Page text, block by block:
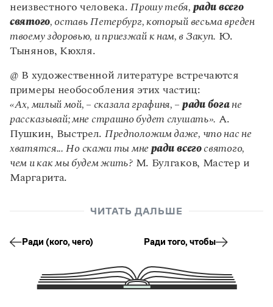
Журнал
Статьи
Монологи
Интервью
Лекции и подкасты
Рекомендуем
Учебник Грамоты
Интерактивные упражнения: от простого к сложному
Издательство
неизвестного человека.Прошу тебя, ради всего
святого, оставь Петербург, который весьма вреден
твоему здоровью, и приезжай к нам, в Закуп. Ю.
Тынянов, Кюхля.
@ В художественной литературе встречаются
примеры необособления этих частиц:
«Ах, милый мой, – сказала графиня, – ради богане
рассказывай; мне страшно будет слушать». А.
Пушкин, Выстрел. Предположим даже, что нас не
хватятся... Но скажи ты мне ради всегосвятого,
чем и как мы будем жить?М. Булгаков, Мастер и
Маргарита.
ЧИТАТЬ ДАЛЬШЕ
Ради (кого, чего) Ради того, чтобы